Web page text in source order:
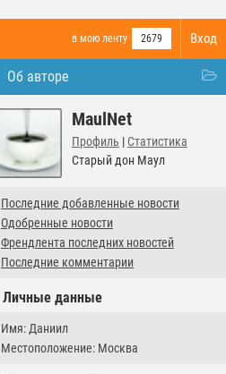
Вход
в мою ленту 2679
Об авторе
MaulNet
Профиль | Статистика
Старый дон Маул
Последние добавленные новости
Одобренные новости
Френдлента последних новостей
Последние комментарии
Личные данные
Имя: Даниил
Местоположение: Москва